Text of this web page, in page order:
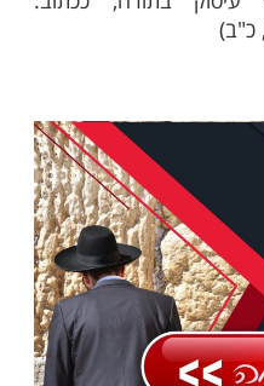
ופגע בו איש אחד
לו: 'כשם שריפא
הקב"ה אותך מחולי